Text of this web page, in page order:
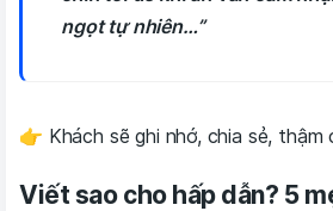
ngọt tự nhiên…”
👉 Khách sẽ ghi nhớ, chia sẻ, thậm
Viết sao cho hấp dẫn? 5